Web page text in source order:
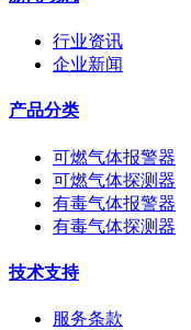
行业资讯
企业新闻
产品分类
可燃气体报警器
可燃气体探测器
有毒气体报警器
有毒气体探测器
技术支持
服务条款